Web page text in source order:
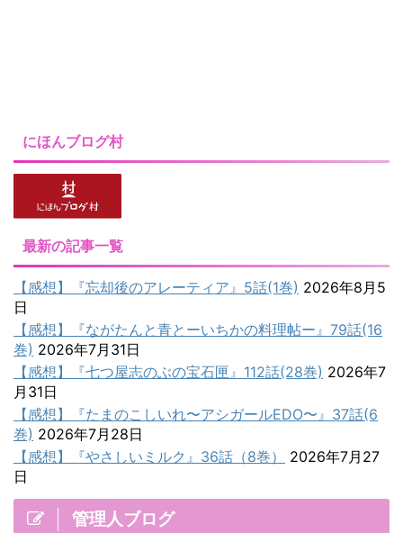
にほんブログ村
最新の記事一覧
【感想】『忘却後のアレーティア』5話(1巻) 2026年8月5
日
【感想】『ながたんと青とーいちかの料理帖ー』79話(16
巻) 2026年7月31日
【感想】『七つ屋志のぶの宝石匣』112話(28巻) 2026年7
月31日
【感想】『たまのこしいれ〜アシガールEDO〜』37話(6
巻) 2026年7月28日
【感想】『やさしいミルク』36話（8巻）
2026年7月27
日
管理人ブログ